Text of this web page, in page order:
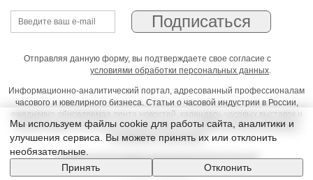
Отправляя данную форму, вы подтверждаете свое согласие с
условиями обработки персональных данных.
Информационно-аналитический портал, адресованный профессионалам
часового и ювелирного бизнеса. Статьи о часовой индустрии в России,
ежедневно обновляемая лента новостей, календарь часовых выставок и
презентаций, on-line консультации юриста, профессиональный форум
часовщиков и ювелиров
Условия использования материалов Издательства
Мы используем файлы cookie для работы сайта, аналитики и
улучшения сервиса. Вы можете принять их или отклонить
необязательные.
Принять
Отклонить